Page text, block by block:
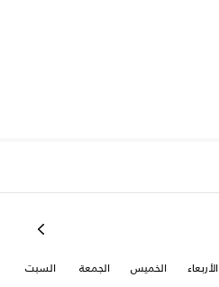
الأربعاء الخميس الجمعة السبت